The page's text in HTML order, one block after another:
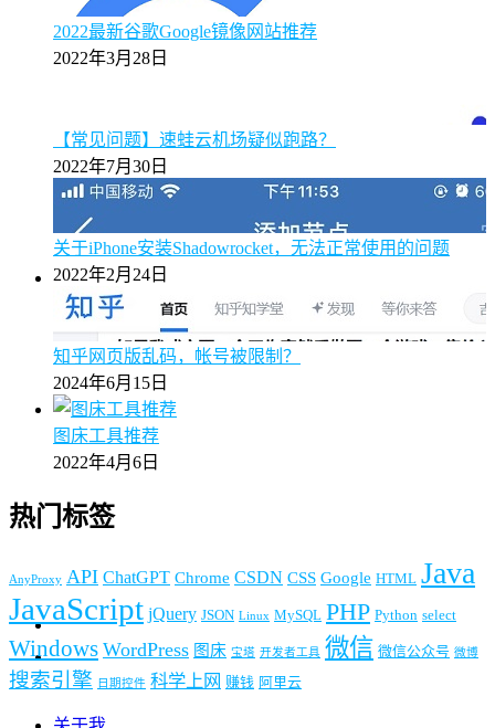
2022最新谷歌Google镜像网站推荐
2022年3月28日
【常见问题】速蛙云机场疑似跑路？
2022年7月30日
关于iPhone安装Shadowrocket，无法正常使用的问题
2022年2月24日
知乎网页版乱码，帐号被限制？
2024年6月15日
图床工具推荐
2022年4月6日
热门标签
AnyProxy API ChatGPT Chrome CSDN CSS Google HTML Java
JavaScript jQuery JSON Linux MySQL PHP Python select
Windows WordPress 图床 宝塔 开发者工具 微信 微信公众号 微博
搜索引擎 日期控件 科学上网 赚钱 阿里云